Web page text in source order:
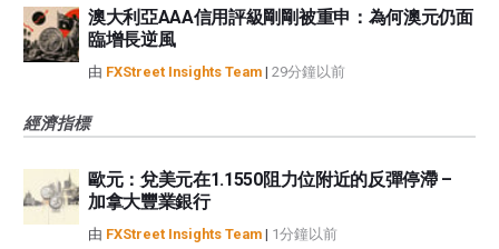
澳大利亞AAA信用評級剛剛被重申：為何澳元仍面
臨增長逆風
由 FXStreet Insights Team | 29分鐘以前
經濟指標
歐元：兌美元在1.1550阻力位附近的反彈停滯 –
加拿大豐業銀行
由 FXStreet Insights Team | 1分鐘以前